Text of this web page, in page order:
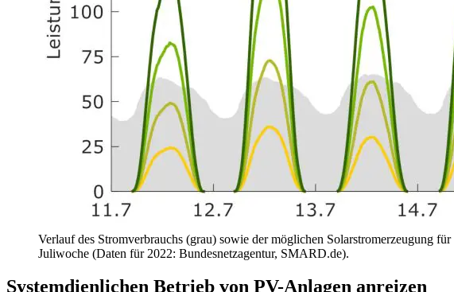
Verlauf des Stromverbrauchs (grau) sowie der möglichen Solarstromerzeugung
Juliwoche (Daten für 2022: Bundesnetzagentur, SMARD.de).
Systemdienlichen Betrieb von PV-Anlagen anreizen